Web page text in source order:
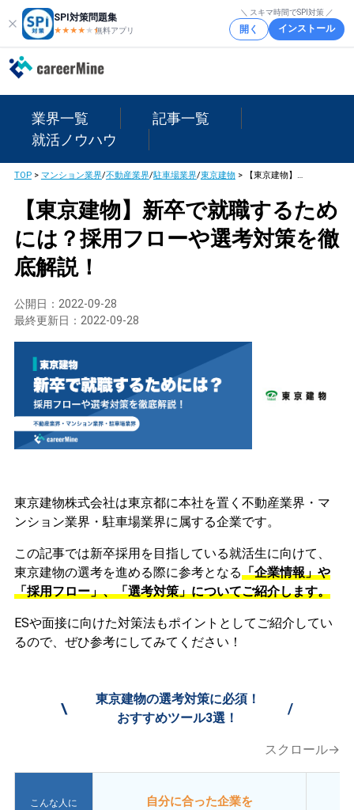
SPI対策問題集
★★★★ ★★
無料アプリ
＼ スキマ時間でSPI対策 ／
開く インストール
業界一覧
記事一覧
就活ノウハウ
TOP> マンション業界/不動産業界/駐車場業界/東京建物> 【東京建物】新卒で就職するためには？採用フローや選考対策を徹底解説！
【東京建物】新卒で就職するため
には？採用フローや選考対策を徹
底解説！
公開日： 2022-09-28
最終更新日： 2022-09-28
東京建物株式会社は東京都に本社を置く不動産業界・マ
ンション業界・駐車場業界に属する企業です。
この記事では新卒採用を目指している就活生に向けて、
東京建物の選考を進める際に参考となる「企業情報」や
「採用フロー」、「選考対策」についてご紹介します。
ESや面接に向けた対策法もポイントとしてご紹介してい
るので、ぜひ参考にしてみてください！
\
東京建物の選考対策に必須！
おすすめツール3選！
/
スクロール→
こんな人に
自分に合った企業を